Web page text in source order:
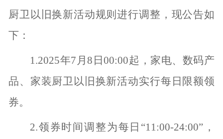
厨卫以旧换新活动规则进行调整，现公告如
下：
1.2025年7月8日00:00起，家电、数码产
品、家装厨卫以旧换新活动实行每日限额领
券。
2.领券时间调整为每日“11:00-24:00”，